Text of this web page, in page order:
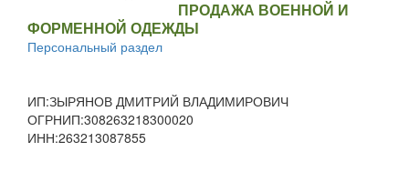
ПРОДАЖА ВОЕННОЙ И
ФОРМЕННОЙ ОДЕЖДЫ
Персональный раздел
ИП:ЗЫРЯНОВ ДМИТРИЙ ВЛАДИМИРОВИЧ
ОГРНИП:308263218300020
ИНН:263213087855